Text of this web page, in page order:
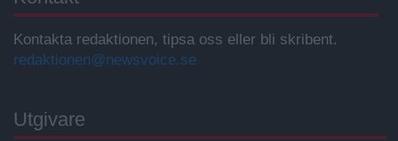
Kontakta redaktionen, tipsa oss eller bli skribent.
redaktionen@newsvoice.se
Utgivare